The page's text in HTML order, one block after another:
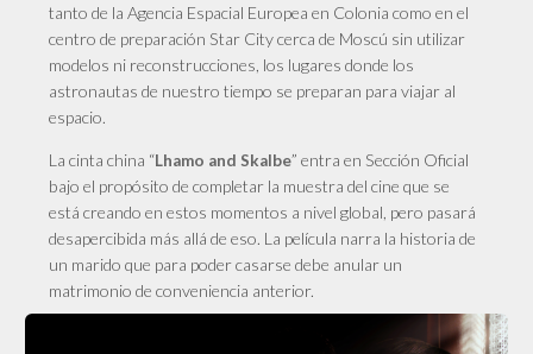
tanto de la Agencia Espacial Europea en Colonia como en el
centro de preparación Star City cerca de Moscú sin utilizar
modelos ni reconstrucciones, los lugares donde los
astronautas de nuestro tiempo se preparan para viajar al
espacio.
La cinta china “Lhamo and Skalbe” entra en Sección Oficial
bajo el propósito de completar la muestra del cine que se
está creando en estos momentos a nivel global, pero pasará
desapercibida más allá de eso. La película narra la historia de
un marido que para poder casarse debe anular un
matrimonio de conveniencia anterior.